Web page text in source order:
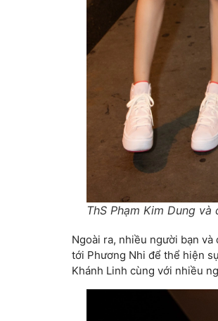
ThS Phạm Kim Dung
Ngoài ra, nhiều người bạn
tới Phương Nhi để thể hiện
Khánh Linh cùng với nhiều